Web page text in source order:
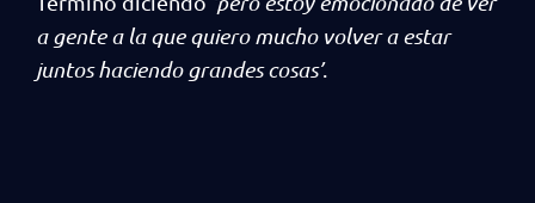
a gente a la que quiero mucho volver a estar
juntos haciendo grandes cosas’.